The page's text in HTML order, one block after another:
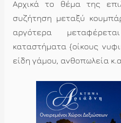
Αρχικά το θέμα της
συζήτηση μεταξύ
αργότερα
καταστήματα {οίκους
είδη γάμου, ανθοπωλεία